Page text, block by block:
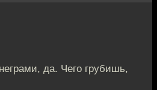
да. Чего грубишь,